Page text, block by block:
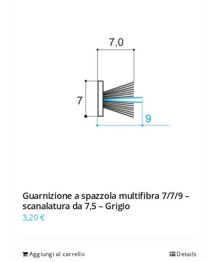
Guarnizione a spazzola multifibra 7/7/9 –
scanalatura da 7,5 – Grigio
3,20€
Aggiungi al carrello Details